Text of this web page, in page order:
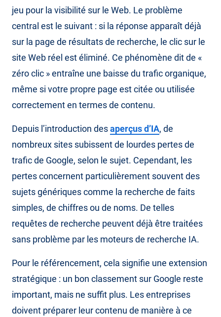
jeu pour la visibilité sur le Web. Le problème
central est le suivant : si la réponse apparaît déjà
sur la page de résultats de recherche, le clic sur le
site Web réel est éliminé. Ce phénomène dit de «
zéro clic » entraîne une baisse du trafic organique,
même si votre propre page est citée ou utilisée
correctement en termes de contenu.
Depuis l’introduction desaperçus d’IA, de
nombreux sites subissent de lourdes pertes de
trafic de Google, selon le sujet. Cependant, les
pertes concernent particulièrement souvent des
sujets génériques comme la recherche de faits
simples, de chiffres ou de noms. De telles
requêtes de recherche peuvent déjà être traitées
sans problème par les moteurs de recherche IA.
Pour le référencement, cela signifie une extension
stratégique : un bon classement sur Google reste
important, mais ne suffit plus. Les entreprises
doivent préparer leur contenu de manière à ce